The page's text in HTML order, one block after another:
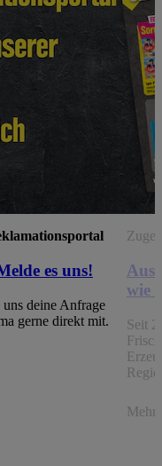
es uns!
deine Anfrage
gerne direkt mit.
Aus
wie
Seit
Mehr